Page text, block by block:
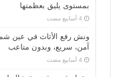
بمستوى يليق بعظمتها
ونش رفع الأثاث في عين
آمن، سريع، وبدون متاعب